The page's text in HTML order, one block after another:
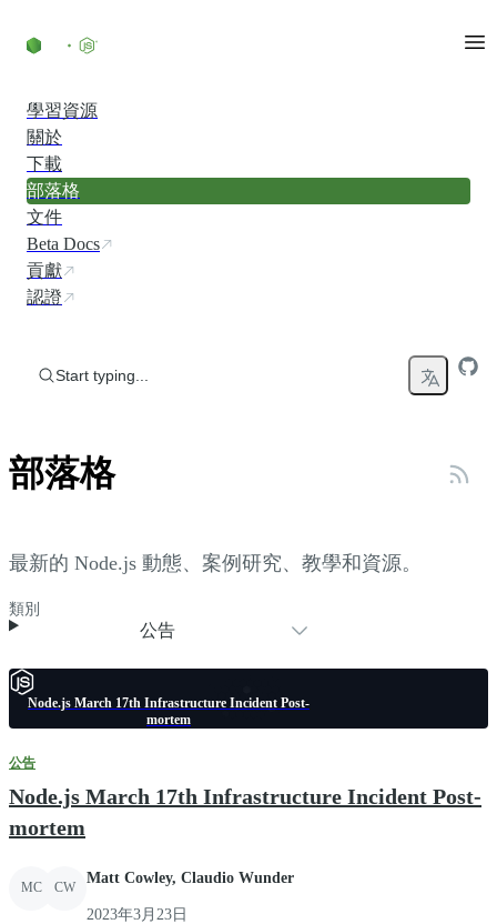
學習資源
關於
下載
部落格
文件
Beta Docs
貢獻
認證
Start typing...
部落格
最新的 Node.js 動態、案例研究、教學和資源。
類別
公告
Node.js March 17th Infrastructure Incident Post-
mortem
公告
Node.js March 17th Infrastructure Incident Post-
mortem
MC CW
Matt Cowley, Claudio Wunder
2023年3月23日